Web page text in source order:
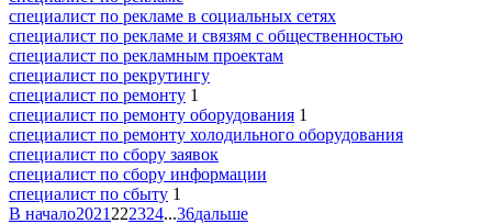
специалист по рекламе в социальных сетях
специалист по рекламе и связям с общественностью
специалист по рекламным проектам
специалист по рекрутингу
специалист по ремонту 1
специалист по ремонту оборудования 1
специалист по ремонту холодильного оборудования
специалист по сбору заявок
специалист по сбору информации
специалист по сбыту 1
В начало2021 222324...36дальше